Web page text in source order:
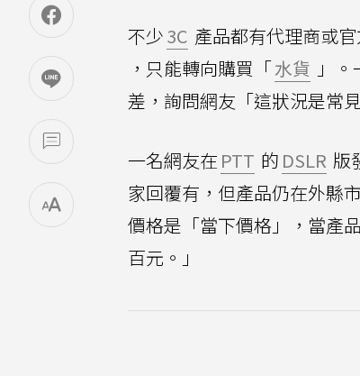
不少3C 產品都有代理商或
，只能轉向購買「水貨 」
差，詢問網友「這狀況是常
一名網友在 PTT 的 DSLR 版
家回覆有，但產品仍在外縣
價格是「當下價格」，當產
百元。」